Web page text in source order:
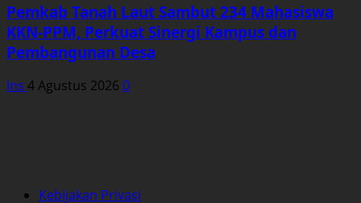
Pemkab Tanah Laut Sambut 234 Mahasiswa
KKN-PPM, Perkuat Sinergi Kampus dan
Pembangunan Desa
Ins 4 Agustus 2026 0
Kebijakan Privasi